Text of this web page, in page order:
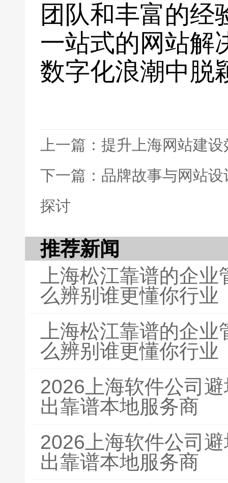
团队和丰富的经
一站式的网站解
数字化浪潮中脱
上一篇：提升上海网站建
下一篇：品牌故事与网站
探讨
推荐新闻
上海松江靠谱的企
么辨别谁更懂你行业
上海松江靠谱的企
么辨别谁更懂你行业
2026上海软件公司
出靠谱本地服务商
2026上海软件公司
出靠谱本地服务商